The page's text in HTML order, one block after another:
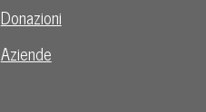
Donazioni
Aziende